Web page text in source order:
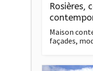
Rosières,
Maison
façades,